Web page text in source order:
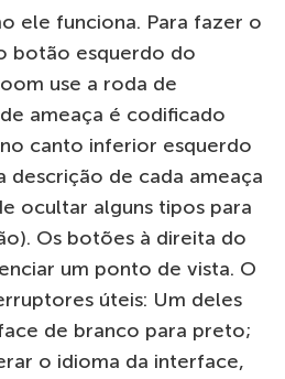
ele funciona. Para fazer o
botão esquerdo do
use a roda de
ameaça é codificado
canto inferior esquerdo
descrição de cada ameaça
ocultar alguns tipos para
Os botões à direita do
um ponto de vista. O
úteis: Um deles
de branco para preto;
o idioma da interface,